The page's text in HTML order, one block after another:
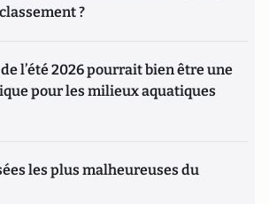
?
l’été 2026 pourrait bien être une
pour les milieux aquatiques
les plus malheureuses du